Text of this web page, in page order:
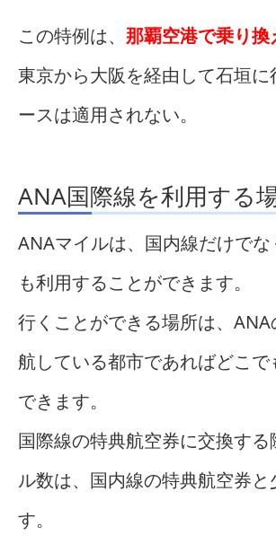
この特例は、 那覇空港で乗り換
東京から大阪を経由して石垣に
ースは適用されない。
ANA国際線を利用する
ANAマイルは、国内線だけで
も利用することができます。
行くことができる場所は、
航している都市であればどこ
できます。
国際線の特典航空券に交換する
ル数は、国内線の特典航空券と
す。